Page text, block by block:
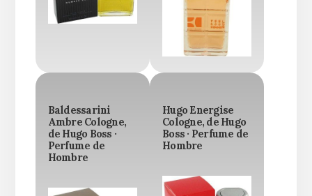
Baldessarini
Ambre Cologne,
de Hugo Boss ·
Perfume de
Hombre
Hugo Energise
Cologne, de Hugo
Boss · Perfume de
Hombre